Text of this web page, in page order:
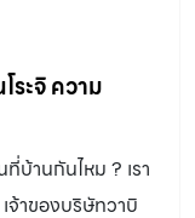
มแบบสวนฟอร์มั
เหตุน่าจะมาจาก
งใจจะทำสวน
ดียวกัน ซึ่งทั้งผม
แต่ช่วงโควิดเดิน
บ้านเราดีจนไปเจอ
ระจิ ความ
บ้านกันไหม ? เรา
จ้าของบริษัทวาบิ